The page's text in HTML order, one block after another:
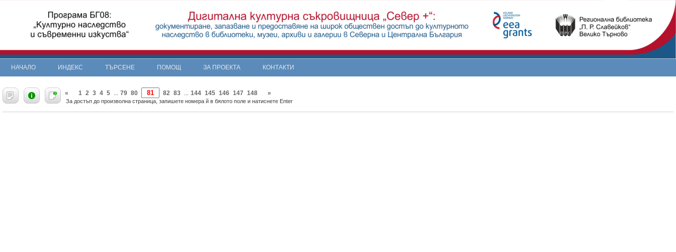
НАЧАЛО ИНДЕКС ТЪРСЕНЕ ПОМОЩ ЗА ПРОЕКТА КОНТАКТИ
« 1 2 3 4 5 79 80 82 83 144 145 146 147 148 »
За достъп до произволна страница, запишете номера й в бялото поле и натиснете Enter